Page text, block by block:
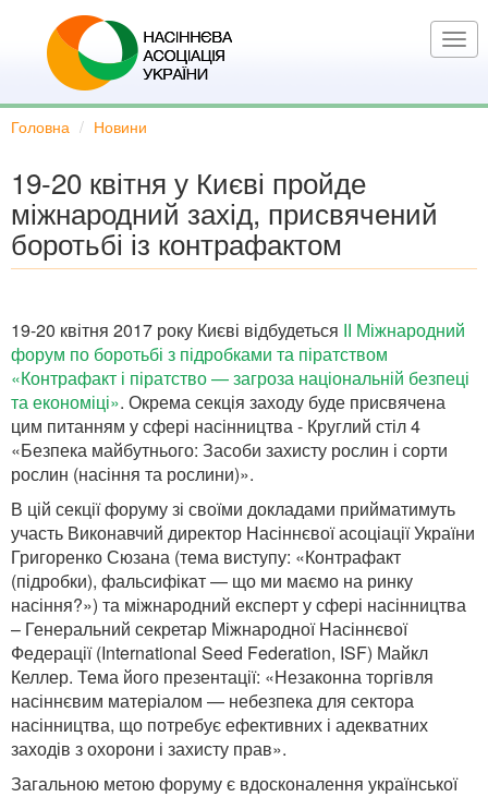
основного
Головна Новини
19-20 квітня у Києві пройде
міжнародний захід, присвячений
боротьбі із контрафактом
19-20 квітня 2017 року Києві відбудеться ІІ Міжнародний
форум по боротьбі з підробками та піратством
«Контрафакт і піратство — загроза національній безпеці
та економіці». Окрема секція заходу буде присвячена
цим питанням у сфері насінництва - Круглий стіл 4
«Безпека майбутнього: Засоби захисту рослин і сорти
рослин (насіння та рослини)».
В цій секції форуму зі своїми докладами прийматимуть
участь Виконавчий директор Насіннєвої асоціації України
Григоренко Сюзана (тема виступу: «Контрафакт
(підробки), фальсифікат — що ми маємо на ринку
насіння?») та міжнародний експерт у сфері насінництва
– Генеральний секретар Міжнародної Насіннєвої
Федерації (International Seed Federation, ISF) Майкл
Келлер. Тема його презентації: «Незаконна торгівля
насіннєвим матеріалом — небезпека для сектора
насінництва, що потребує ефективних і адекватних
заходів з охорони і захисту прав».
Загальною метою форуму є вдосконалення української